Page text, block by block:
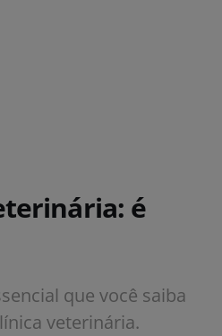
é
que você saiba
veterinária.